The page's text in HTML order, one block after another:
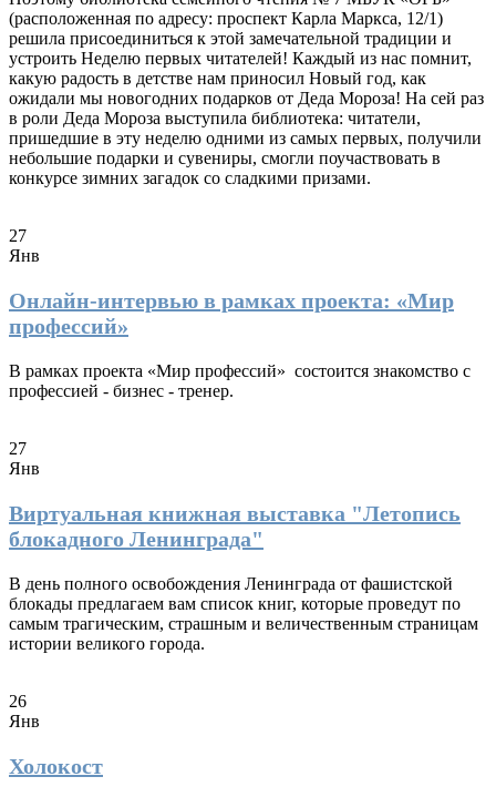
(расположенная по адресу: проспект Карла Маркса, 12/1)
решила присоединиться к этой замечательной традиции и
устроить Неделю первых читателей! Каждый из нас помнит,
какую радость в детстве нам приносил Новый год, как
ожидали мы новогодних подарков от Деда Мороза! На сей раз
в роли Деда Мороза выступила библиотека: читатели,
пришедшие в эту неделю одними из самых первых, получили
небольшие подарки и сувениры, смогли поучаствовать в
конкурсе зимних загадок со сладкими призами.
27
Янв
Онлайн-интервью в рамках проекта: «Мир
профессий»
В рамках проекта «Мир профессий» состоится знакомство с
профессией - бизнес - тренер.
27
Янв
Виртуальная книжная выставка "Летопись
блокадного Ленинграда"
В день полного освобождения Ленинграда от фашистской
блокады предлагаем вам список книг, которые проведут по
самым трагическим, страшным и величественным страницам
истории великого города.
26
Янв
Холокост